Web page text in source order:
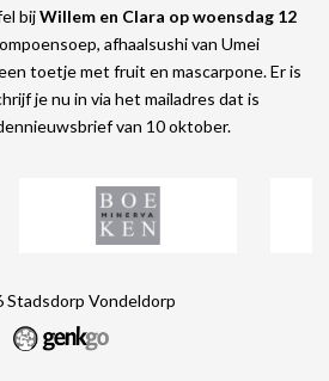
bijWillem en Clara opwoensdag 12
afhaalsushi van Umei
toetje met fruit en mascarpone. Er is
je nu in via het mailadres dat is
van 10 oktober.
Stadsdorp Vondeldorp